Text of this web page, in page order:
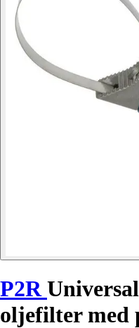
P2R
oljefilter med